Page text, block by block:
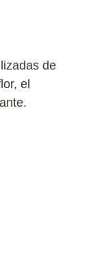
de
el